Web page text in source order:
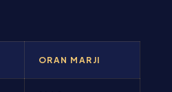
ORAN MARJI